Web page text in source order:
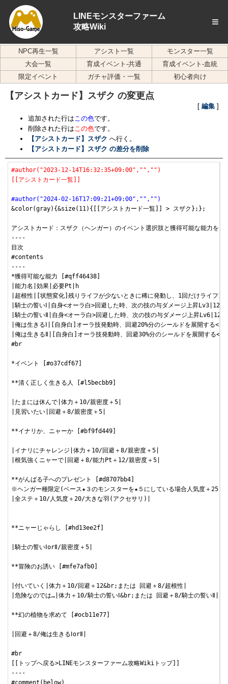
LINEモンスターファーム
攻略Wiki
≡
NPC再生一覧 アシスト一覧
モンスター一覧
大会一覧
育成イベント-共通
育成イベント-血統
限定イベント
ガチャ評価・一覧 初心者向け
【アシストカード】スザク の変更点
[ 編集 ]
追加された行はこの色です。
削除された行はこの色です。
【アシストカード】スザク へ行く。
【アシストカード】スザク の差分を削除
#author("2023-12-14T16:32:35+09:00","","")
[[アシストカード一覧]]
#author("2024-02-16T17:09:21+09:00","","")
&color(gray){&size(11){[[アシストカード一覧]] > スザク};};
アシストカード：スザク（ヘンガー）のイベント選択肢と獲得可能な能力をま
----
目次
#contents
----
*獲得可能な能力 [#qff46438]
|能力名|効果|必要Pt|h
|超根性|[状態変化]残りライフが少ないときに稀に発動し、1回だけライフ1
|騎士の誓いⅠ|自身<オーラ白>回避した時、次の技の与ダメージ上昇Lv3|120|
|騎士の誓いⅡ|自身<オーラ白>回避した時、次の技の与ダメージ上昇Lv6|120|
|俺は生きるⅠ|[自身白]オーラ技発動時、回避20%分のシールドを展開する
|俺は生きるⅡ|[自身白]オーラ技発動時、回避30%分のシールドを展開する
#br
*イベント [#o37cdf67]
**清く正しく生きる人 [#l5becbb9]
|たまには休んで|体力＋10/親密度＋5|
|見習いたい|回避＋8/親密度＋5|
**イナリか、ニャーか [#bf9fd449]
|イナリにチャレンジ|体力＋10/回避＋8/親密度＋5|
|根気強くニャーで|回避＋8/能力Pt＋12/親密度＋5|
**がんばる子へのプレゼント [#d8707bb4]
※ヘンガー種限定(ベース★３のモンスターを★５にしている場合人気度＋25と
|全ステ＋10/人気度＋20/大きな羽(アクセサリ)|
**ニャーじゃらし [#hd13ee2f]
|騎士の誓いⅠorⅡ/親密度＋5|
**冒険のお誘い [#mfe7afb0]
|付いていく|体力＋10/回避＋12&br;または 回避＋8/超根性|
|危険なのでは…|体力＋10/騎士の誓いⅠ&br;または 回避＋8/騎士の誓いⅡ|
**幻の植物を求めて [#ocb11e77]
|回避＋8/俺は生きるⅠorⅡ|
#br
[[トップへ戻る>LINEモンスターファーム攻略Wikiトップ]]
----
#comment(below)